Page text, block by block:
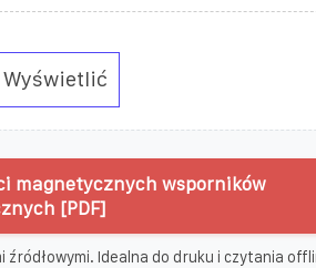
magnetycznych wsporników
[PDF]
źródłowymi. Idealna do druku i czytania